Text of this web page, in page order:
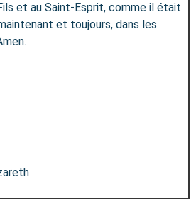
et au Saint-Esprit, comme il était
et toujours, dans les